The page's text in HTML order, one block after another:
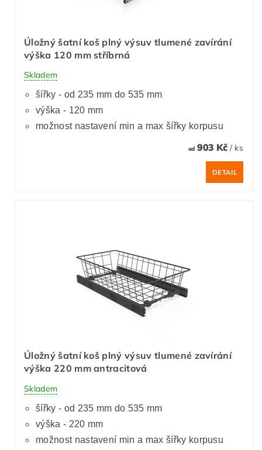
Úložný šatní koš plný výsuv tlumené zavírání
výška 120 mm stříbrná
Skladem
šířky - od 235 mm do 535 mm
výška - 120 mm
možnost nastavení min a max šířky korpusu
od903 Kč / ks
DETAIL
Úložný šatní koš plný výsuv tlumené zavírání
výška 220 mm antracitová
Skladem
šířky - od 235 mm do 535 mm
výška - 220 mm
možnost nastavení min a max šířky korpusu